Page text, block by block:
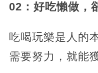
02：好吃懶做，
吃喝玩樂是人的
需要努力，就能